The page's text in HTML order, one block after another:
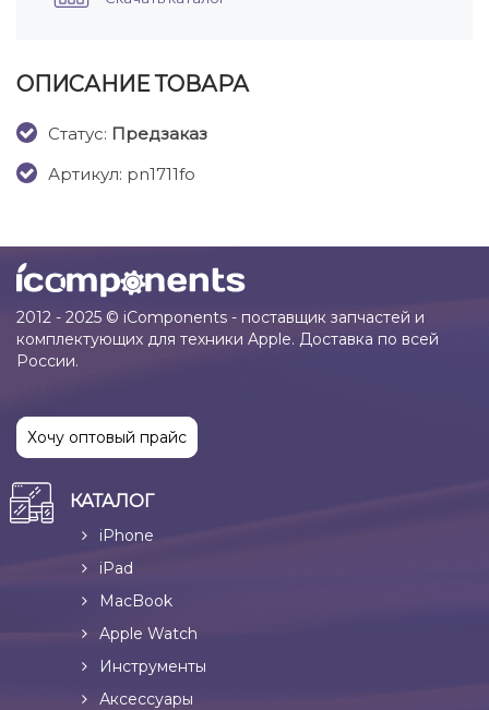
ОПИСАНИЕ ТОВАРА
Cтатус: Предзаказ
Артикул: pn1711fo
2012 - 2025 © iComponents - поставщик запчастей и
комплектующих для техники Apple. Доставка по всей
России.
Хочу оптовый прайс
КАТАЛОГ
iPhone
iPad
MacBook
Apple Watch
Инструменты
Аксессуары